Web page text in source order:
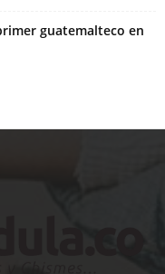
guatemalteco en